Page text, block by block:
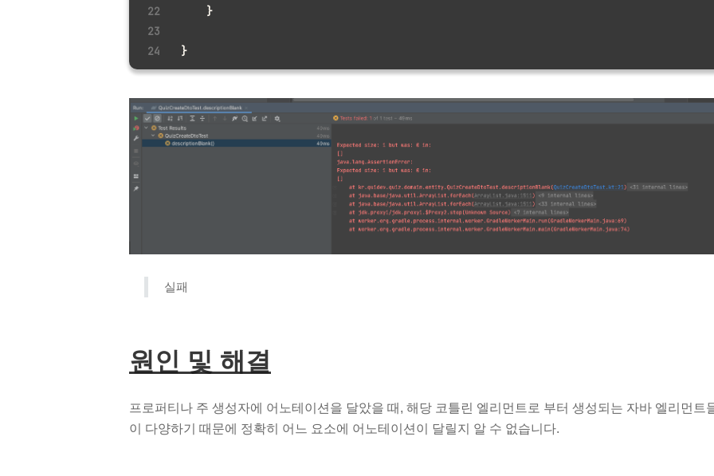
    }
}
실패
원인 및 해결
프로퍼티나 주 생성자에 어노테이션을 달았을 때, 해당 코틀린 엘리먼트로 부터 생성되는 자바 엘리먼트
이 다양하기 때문에 정확히 어느 요소에 어노테이션이 달릴지 알 수 없습니다.